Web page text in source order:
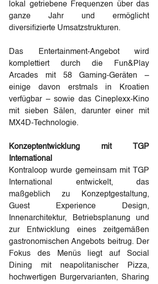
lokal getriebene Frequenzen über das
ganze Jahr und ermöglicht
diversifizierte Umsatzstrukturen.
Das Entertainment-Angebot wird
komplettiert durch die Fun&Play
Arcades mit 58 Gaming-Geräten –
einige davon erstmals in Kroatien
verfügbar – sowie das Cineplexx-Kino
mit sieben Sälen, darunter einer mit
MX4D-Technologie.
Konzeptentwicklung mit TGP
International
Kontraloop wurde gemeinsam mit TGP
International entwickelt, das
maßgeblich zu Konzeptgestaltung,
Guest Experience Design,
Innenarchitektur, Betriebsplanung und
zur Entwicklung eines zeitgemäßen
gastronomischen Angebots beitrug. Der
Fokus des Menüs liegt auf Social
Dining mit neapolitanischer Pizza,
hochwertigen Burgervarianten, Sharing